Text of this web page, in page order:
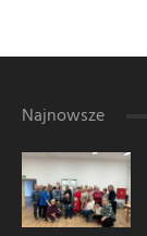
Najnowsze